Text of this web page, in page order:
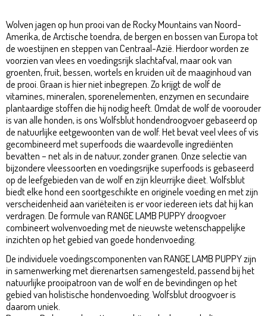
Wolven jagen op hun prooi van de Rocky Mountains van Noord-
Amerika, de Arctische toendra, de bergen en bossen van Europa tot
de woestijnen en steppen van Centraal-Azië. Hierdoor worden ze
voorzien van vlees en voedingsrijk slachtafval, maar ook van
groenten, fruit, bessen, wortels en kruiden uit de maaginhoud van
de prooi. Graan is hier niet inbegrepen. Zo krijgt de wolf de
vitamines, mineralen, sporenelementen, enzymen en secundaire
plantaardige stoffen die hij nodig heeft. Omdat de wolf de voorouder
is van alle honden, is ons Wolfsblut hondendroogvoer gebaseerd op
de natuurlijke eetgewoonten van de wolf. Het bevat veel vlees of vis
gecombineerd met superfoods die waardevolle ingrediënten
bevatten – net als in de natuur, zonder granen. Onze selectie van
bijzondere vleessoorten en voedingsrijke superfoods is gebaseerd
op de leefgebieden van de wolf en zijn kleurrijke dieet. Wolfsblut
biedt elke hond een soortgeschikte en originele voeding en met zijn
verscheidenheid aan variëteiten is er voor iedereen iets dat hij kan
verdragen. De formule van RANGE LAMB PUPPY droogvoer
combineert wolvenvoeding met de nieuwste wetenschappelijke
inzichten op het gebied van goede hondenvoeding.
De individuele voedingscomponenten van RANGE LAMB PUPPY zijn
in samenwerking met dierenartsen samengesteld, passend bij het
natuurlijke prooipatroon van de wolf en de bevindingen op het
gebied van holistische hondenvoeding. Wolfsblut droogvoer is
daarom uniek.